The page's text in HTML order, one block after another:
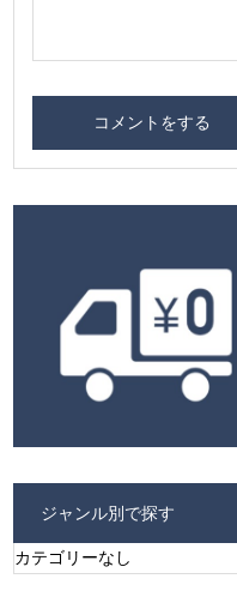
ジャンル別で探す
カテゴリーなし